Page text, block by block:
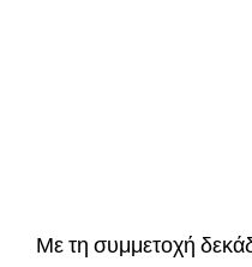
Με τη συμμετοχή